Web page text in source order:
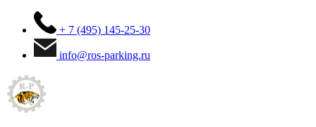
+ 7 (495) 145-25-30
info@ros-parking.ru